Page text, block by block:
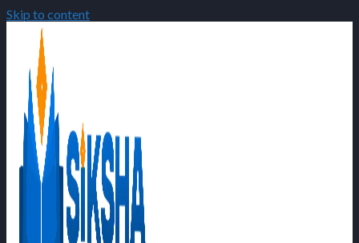
Skip to content